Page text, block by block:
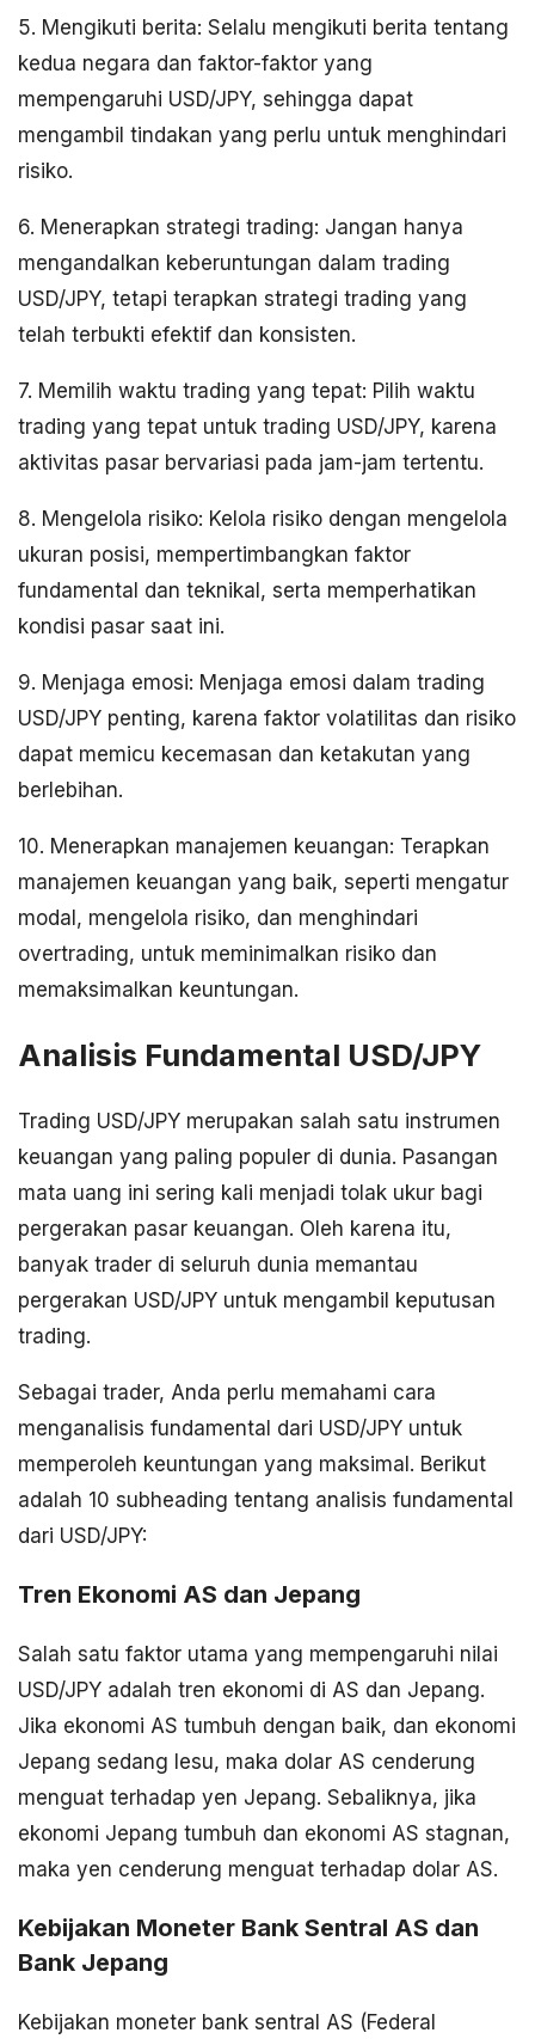
5. Mengikuti berita: Selalu mengikuti berita tentang
kedua negara dan faktor-faktor yang
mempengaruhi USD/JPY, sehingga dapat
mengambil tindakan yang perlu untuk menghindari
risiko.
6. Menerapkan strategi trading: Jangan hanya
mengandalkan keberuntungan dalam trading
USD/JPY, tetapi terapkan strategi trading yang
telah terbukti efektif dan konsisten.
7. Memilih waktu trading yang tepat: Pilih waktu
trading yang tepat untuk trading USD/JPY, karena
aktivitas pasar bervariasi pada jam-jam tertentu.
8. Mengelola risiko: Kelola risiko dengan mengelola
ukuran posisi, mempertimbangkan faktor
fundamental dan teknikal, serta memperhatikan
kondisi pasar saat ini.
9. Menjaga emosi: Menjaga emosi dalam trading
USD/JPY penting, karena faktor volatilitas dan risiko
dapat memicu kecemasan dan ketakutan yang
berlebihan.
10. Menerapkan manajemen keuangan: Terapkan
manajemen keuangan yang baik, seperti mengatur
modal, mengelola risiko, dan menghindari
overtrading, untuk meminimalkan risiko dan
memaksimalkan keuntungan.
Analisis Fundamental USD/JPY
Trading USD/JPY merupakan salah satu instrumen
keuangan yang paling populer di dunia. Pasangan
mata uang ini sering kali menjadi tolak ukur bagi
pergerakan pasar keuangan. Oleh karena itu,
banyak trader di seluruh dunia memantau
pergerakan USD/JPY untuk mengambil keputusan
trading.
Sebagai trader, Anda perlu memahami cara
menganalisis fundamental dari USD/JPY untuk
memperoleh keuntungan yang maksimal. Berikut
adalah 10 subheading tentang analisis fundamental
dari USD/JPY:
Tren Ekonomi AS dan Jepang
Salah satu faktor utama yang mempengaruhi nilai
USD/JPY adalah tren ekonomi di AS dan Jepang.
Jika ekonomi AS tumbuh dengan baik, dan ekonomi
Jepang sedang lesu, maka dolar AS cenderung
menguat terhadap yen Jepang. Sebaliknya, jika
ekonomi Jepang tumbuh dan ekonomi AS stagnan,
maka yen cenderung menguat terhadap dolar AS.
Kebijakan Moneter Bank Sentral AS dan
Bank Jepang
Kebijakan moneter bank sentral AS (Federal